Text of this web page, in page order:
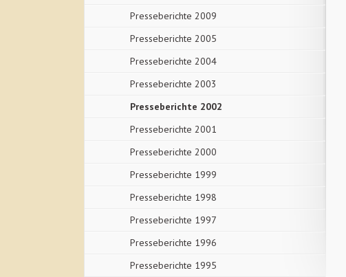
Presseberichte 2009
Presseberichte 2005
Presseberichte 2004
Presseberichte 2003
Presseberichte 2002
Presseberichte 2001
Presseberichte 2000
Presseberichte 1999
Presseberichte 1998
Presseberichte 1997
Presseberichte 1996
Presseberichte 1995